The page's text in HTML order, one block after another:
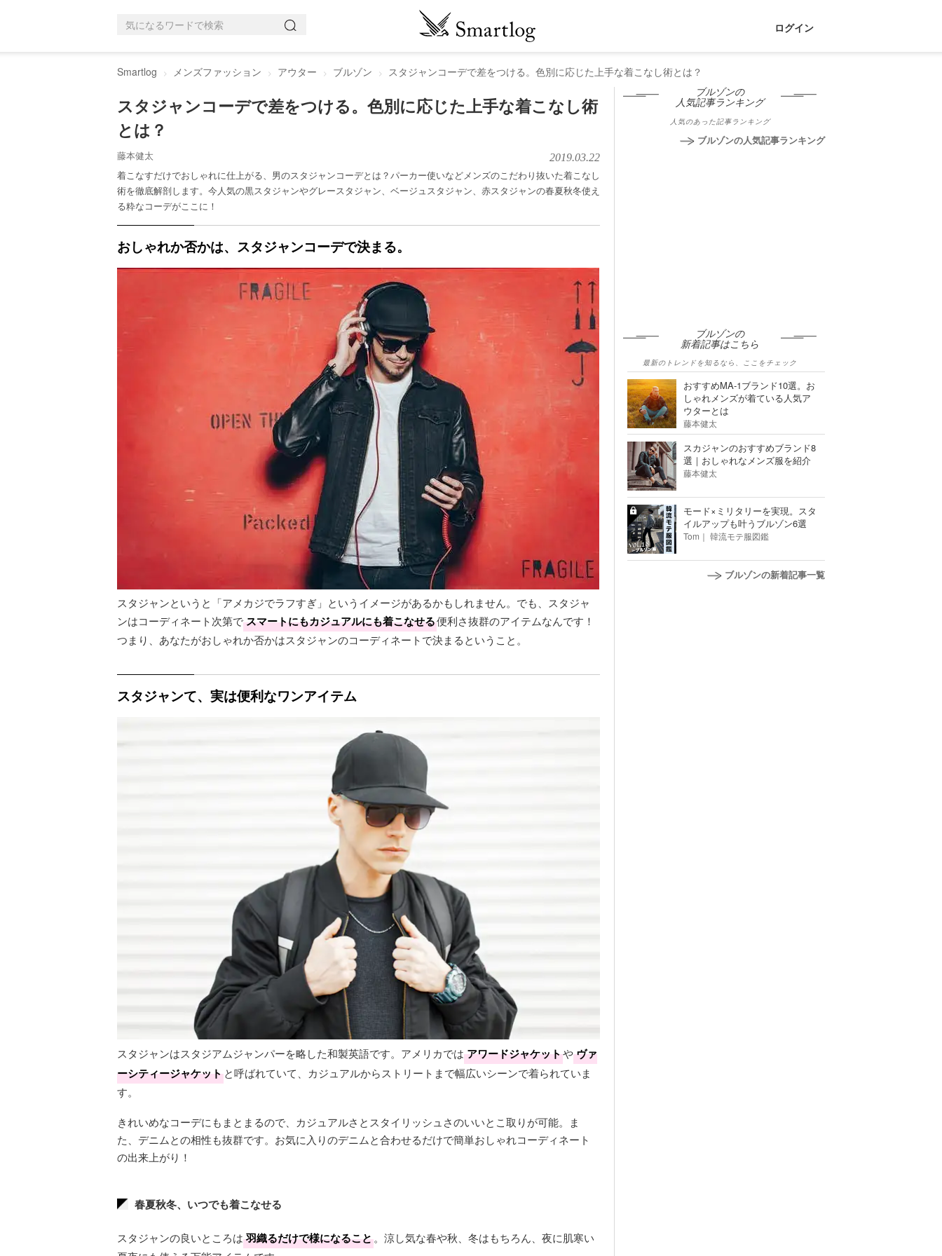
ログイン
Smartlog メンズファッション アウター ブルゾン スタジャンコーデで差をつける。色別に応じた上手な着こなし術とは？
スタジャンコーデで差をつける。色別に応じた上手な着こなし術
とは？
藤本健太 2019.03.22
着こなすだけでおしゃれに仕上がる、男のスタジャンコーデとは？パーカー使いなどメンズのこだわり抜いた着こなし
術を徹底解剖します。今人気の黒スタジャンやグレースタジャン、ベージュスタジャン、赤スタジャンの春夏秋冬使え
る粋なコーデがここに！
おしゃれか否かは、スタジャンコーデで決まる。
スタジャンというと「アメカジでラフすぎ」というイメージがあるかもしれません。でも、スタジャ
ンはコーディネート次第でスマートにもカジュアルにも着こなせる便利さ抜群のアイテムなんです！
つまり、あなたがおしゃれか否かはスタジャンのコーディネートで決まるということ。
スタジャンて、実は便利なワンアイテム
スタジャンはスタジアムジャンパーを略した和製英語です。アメリカでは アワードジャケットやヴァ
ーシティージャケットと呼ばれていて、カジュアルからストリートまで幅広いシーンで着られていま
す。
きれいめなコーデにもまとまるので、カジュアルさとスタイリッシュさのいいとこ取りが可能。ま
た、デニムとの相性も抜群です。お気に入りのデニムと合わせるだけで簡単おしゃれコーディネート
の出来上がり！
春夏秋冬、いつでも着こなせる
スタジャンの良いところは 羽織るだけで様になること。涼し気な春や秋、冬はもちろん、夜に肌寒い
ブルゾンの
人気記事ランキング
人気のあった記事ランキング
ブルゾンの人気記事ランキング
ブルゾンの
新着記事はこちら
最新のトレンドを知るなら、ここをチェック
おすすめMA-1ブランド10選。お
しゃれメンズが着ている人気ア
ウターとは
藤本健太
スカジャンのおすすめブランド8
選｜おしゃれなメンズ服を紹介
藤本健太
モード×ミリタリーを実現。スタ
イルアップも叶うブルゾン6選
Tom｜ 韓流モテ服図鑑
ブルゾンの新着記事一覧